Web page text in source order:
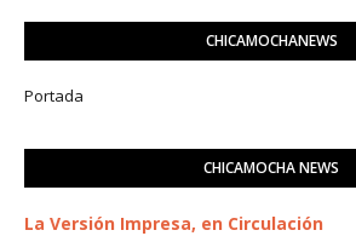
CHICAMOCHANEWS
Portada
CHICAMOCHA NEWS
La Versión Impresa, en Circulación